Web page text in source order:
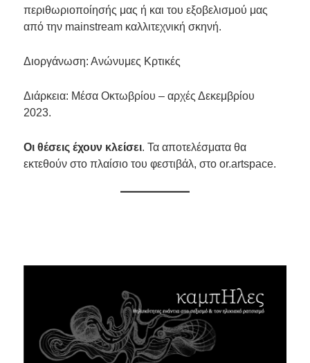
περιθωριοποίησής μας ή και του εξοβελισμού μας
από την mainstream καλλιτεχνική σκηνή.
Διοργάνωση: Ανώνυμες Κρτικές
Διάρκεια: Μέσα Οκτωβρίου – αρχές Δεκεμβρίου
2023.
Οι θέσεις έχουν κλείσει. Τα αποτελέσματα θα
εκτεθούν στο πλαίσιο του φεστιβάλ, στο or.artspace.